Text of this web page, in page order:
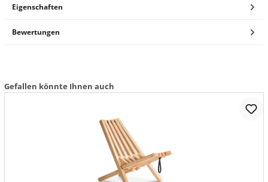
Eigenschaften
Bewertungen
Gefallen könnte Ihnen auch